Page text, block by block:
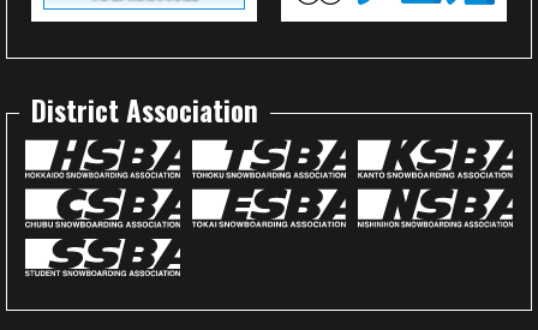
District Association